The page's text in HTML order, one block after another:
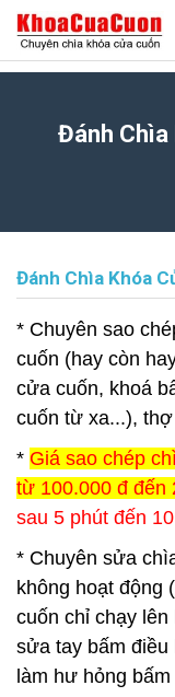
Đánh Chìa
Đánh Chìa Khóa
* Chuyên sao
cuốn (hay còn
cửa cuốn, khoá
cuốn từ xa...),
* Giá sao chép
từ 100.000 đ đến
sau 5 phút đến
* Chuyên sửa
không hoạt động
cuốn chỉ chạy
sửa tay bấm
làm hư hỏng